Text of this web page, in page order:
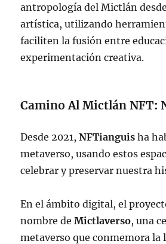
antropología del Mictlán
artística, utilizando
faciliten la fusión entre
experimentación creativa.
Camino Al Mictlán NFT:
Desde 2021,NFTianguis ha
metaverso, usando estos
celebrar y preservar nuestra
En el ámbito digital, el
nombre deMictlaverso, una
metaverso que conmemora la